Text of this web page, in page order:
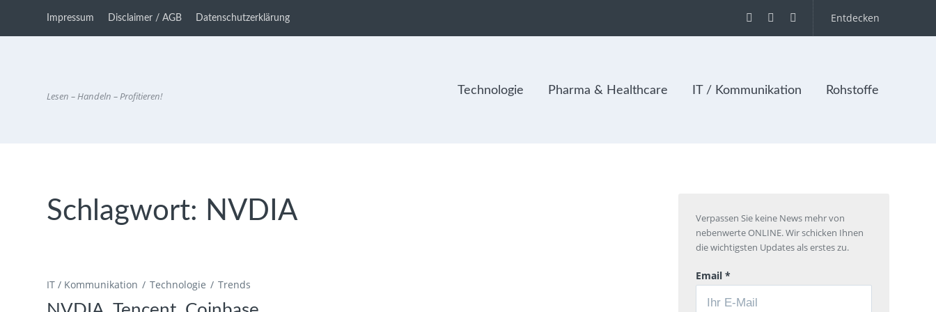
Impressum Disclaimer / AGB Datenschutzerklärung Entdecken
Lesen – Handeln – Profitieren! Technologie Pharma & Healthcare IT / Kommunikation Rohstoffe
Schlagwort: NVDIA
IT / Kommunikation Technologie Trends
Verpassen Sie keine News mehr von
nebenwerte ONLINE. Wir schicken Ihnen
die wichtigsten Updates als erstes zu.
Email *